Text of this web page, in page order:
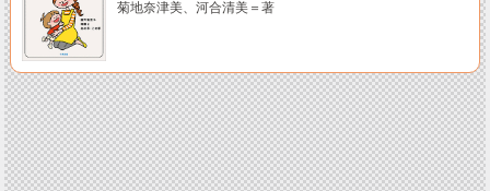
菊地奈津美、河合清美＝著